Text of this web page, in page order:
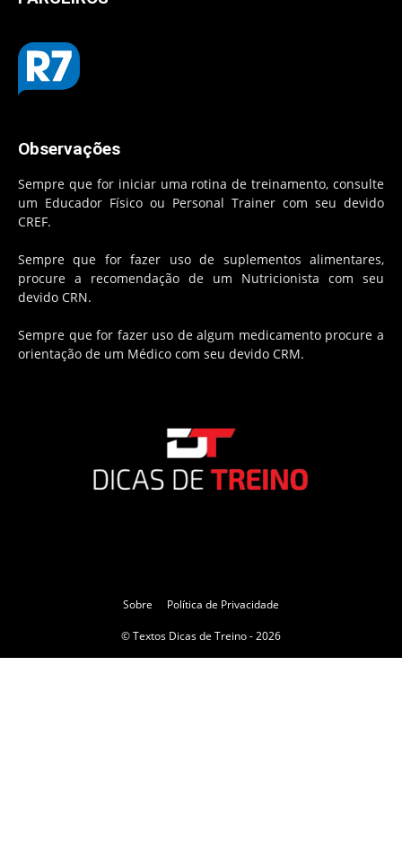
Observações
Sempre que for iniciar uma rotina de treinamento, consulte
um Educador Físico ou Personal Trainer com seu devido
CREF.
Sempre que for fazer uso de suplementos alimentares,
procure a recomendação de um Nutricionista com seu
devido CRN.
Sempre que for fazer uso de algum medicamento procure a
orientação de um Médico com seu devido CRM.
Sobre Política de Privacidade
© Textos Dicas de Treino - 2026